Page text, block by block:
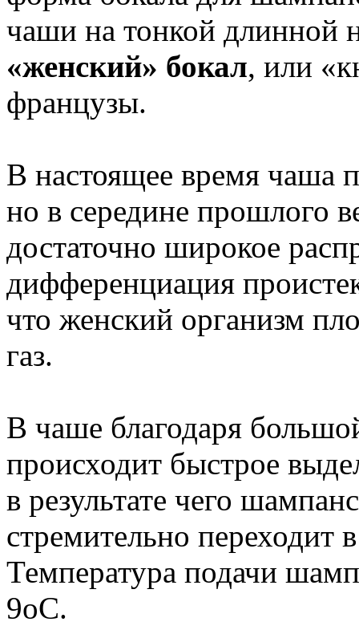
чаши на тонкой длинной
«женский» бокал, или
французы.
В настоящее время чаша
но в середине прошлого
достаточно широкое
дифференциация
что женский организм
газ.
В чаше благодаря
происходит быстрое
в результате чего
стремительно переходит
Температура подачи
9oС.